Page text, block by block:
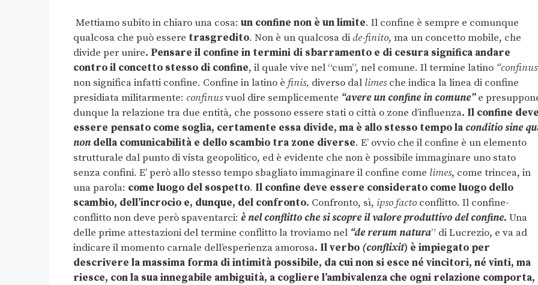
Mettiamo subito in chiaro una cosa: un confine non è un limite. Il confine è sempre e comunque
qualcosa che può essere trasgredito. Non è un qualcosa dide-finito, ma un concetto mobile, che
divide per unire. Pensare il confine in termini di sbarramento e di cesura significa andare
contro il concetto stesso di confine, il quale vive nel “cum”, nel comune. Il termine latino “confinus
non significa infatti confine. Confine in latino è finis, diverso dal limesche indica la linea di confine
presidiata militarmente: confinusvuol dire semplicemente “avere un confine in comune”e
dunque la relazione tra due entità, che possono essere stati o città o zone d’influenza. Il confine
essere pensato come soglia, certamente essa divide, ma è allo stesso tempo laconditio sine
non della comunicabilità e dello scambio tra zone diverse. E’ ovvio che il confine è un elemento
strutturale dal punto di vista geopolitico, ed è evidente che non è possibile immaginare uno stato
senza confini. E’ però allo stesso tempo sbagliato immaginare il confine come limes, come trincea, in
una parola: come luogo del sospetto. Il confine deve essere considerato come luogo dello
scambio, dell’incrocio e, dunque, del confronto. Confronto, sì, ipso facto conflitto. Il confine-
conflitto non deve però spaventarci: è nel conflitto che si scopre il valore produttivo del confine. Una
delle prime attestazioni del termine conflitto la troviamo nel “de rerum natura” di Lucrezio, e va ad
indicare il momento carnale dell’esperienza amorosa. Il verbo (conflixit) è impiegato per
descrivere la massima forma di intimità possibile, da cui non si esce né vincitori, né vinti, ma
riesce, con la sua innegabile ambiguità, a cogliere l’ambivalenza che ogni relazione comporta,